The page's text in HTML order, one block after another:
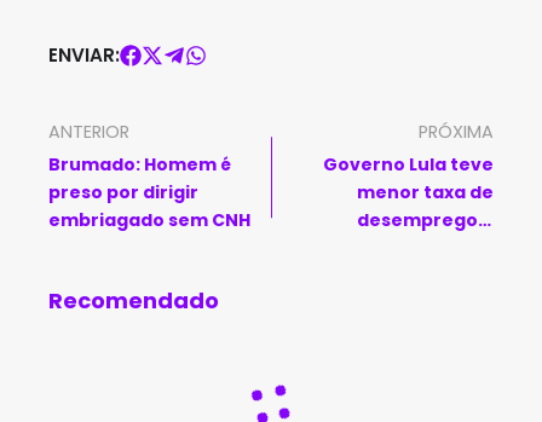
ENVIAR:
ANTERIOR
Brumado: Homem é
preso por dirigir
embriagado sem CNH
PRÓXIMA
Governo Lula teve
menor taxa de
desemprego e
Recomendado